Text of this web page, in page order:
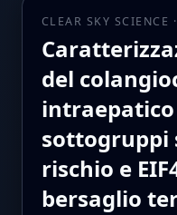
CLEAR SKY SCIENCE
del
rischio e
bersaglio